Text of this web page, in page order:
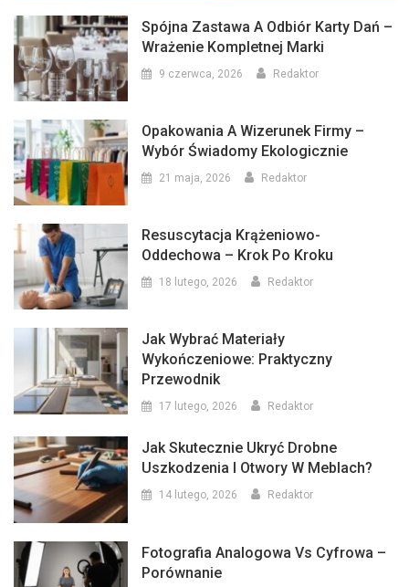
Spójna Zastawa A Odbiór Karty Dań –
Wrażenie Kompletnej Marki
9 czerwca, 2026 Redaktor
Opakowania A Wizerunek Firmy –
Wybór Świadomy Ekologicznie
21 maja, 2026 Redaktor
Resuscytacja Krążeniowo-
Oddechowa – Krok Po Kroku
18 lutego, 2026 Redaktor
Jak Wybrać Materiały
Wykończeniowe: Praktyczny
Przewodnik
17 lutego, 2026 Redaktor
Jak Skutecznie Ukryć Drobne
Uszkodzenia I Otwory W Meblach?
14 lutego, 2026 Redaktor
Fotografia Analogowa Vs Cyfrowa –
Porównanie